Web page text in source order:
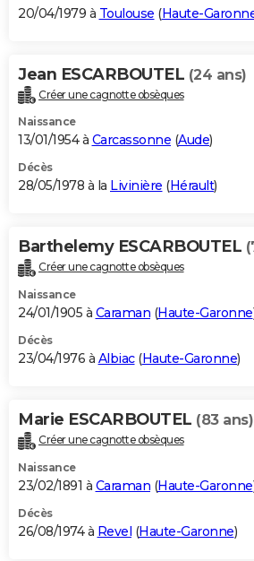
20/04/1979 à Toulouse (Haute-
Jean ESCARBOUTEL (24 ans)
Créer une cagnotte obsèques
Naissance
13/01/1954 à Carcassonne (Aude)
Décès
28/05/1978 à la Livinière (Hérault)
Barthelemy ESCARBOUTEL
Créer une cagnotte obsèques
Naissance
24/01/1905 à Caraman (Haute-Garonne
Décès
23/04/1976 à Albiac(Haute-Garonne)
Marie ESCARBOUTEL (83 ans)
Créer une cagnotte obsèques
Naissance
23/02/1891 à Caraman (Haute-Garonne
Décès
26/08/1974 à Revel (Haute-Garonne)